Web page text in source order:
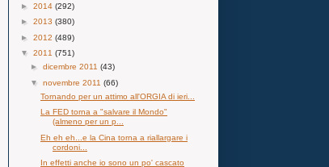
► 2014 (292)
► 2013 (380)
► 2012 (489)
▼ 2011 (751)
► dicembre 2011 (43)
▼ novembre 2011 (66)
Tornando per un attimo all'ORGIA di ieri...
La FED torna a "salvare il Mondo"
(almeno per un p...
Eh eh eh...e la Cina torna a riallargare i
cordoni...
In effetti anche io sono un po' cascato